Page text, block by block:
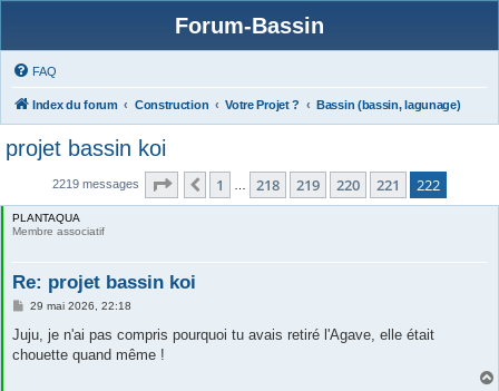
Forum-Bassin
FAQ
Index du forum Construction Votre Projet ? Bassin (bassin, lagunage)
projet bassin koi
2219 messages Page 222 sur222
Précédente
1 218 219 220 221 222
PLANTAQUA
Membre associatif
Re: projet bassin koi
M
s
s
a
29 mai 2026, 22:18
Juju, je n'ai pas compris pourquoi tu avais retiré l'Agave, elle était
chouette quand même !